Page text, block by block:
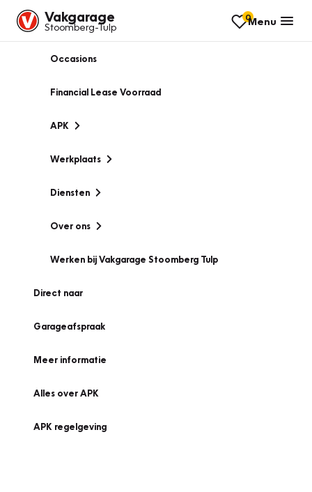
Vakgarage
Stoomberg-Tulp
0Menu
Occasions
Financial Lease Voorraad
APK
Werkplaats
Diensten
Over ons
Werken bij Vakgarage Stoomberg Tulp
Direct naar
Garageafspraak
Meer informatie
Alles over APK
APK regelgeving